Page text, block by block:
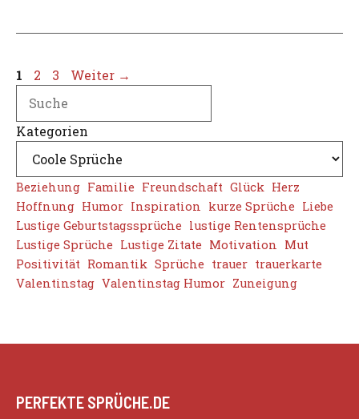
Seite
1 Seite
2 Seite
3 Weiter →
Kategorien
Beziehung Familie Freundschaft Glück Herz
Hoffnung Humor Inspiration kurze Sprüche Liebe
Lustige Geburtstagssprüche lustige Rentensprüche
Lustige Sprüche Lustige Zitate Motivation Mut
Positivität Romantik Sprüche trauer trauerkarte
Valentinstag Valentinstag Humor Zuneigung
PERFEKTE SPRÜCHE.DE